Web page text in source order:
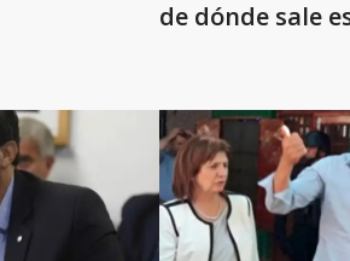
de dónde sale